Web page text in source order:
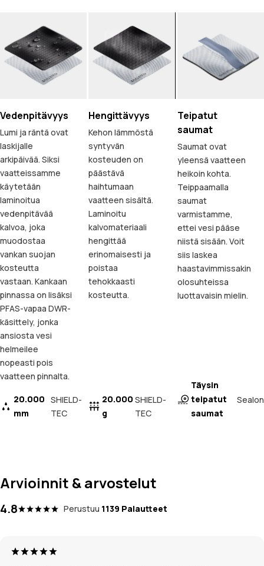
Vedenpitävyys
Lumi ja räntä ovat
laskijalle
arkipäivää. Siksi
vaatteissamme
käytetään
laminoitua
vedenpitävää
kalvoa, joka
muodostaa
vankan suojan
kosteutta
vastaan. Kankaan
pinnassa on lisäksi
PFAS-vapaa DWR-
käsittely, jonka
ansiosta vesi
helmeilee
nopeasti pois
vaatteen pinnalta.
20.000
mm
SHIELD-
TEC
Hengittävyys
Kehon lämmöstä
syntyvän
kosteuden on
päästävä
haihtumaan
vaatteen sisältä.
Laminoitu
kalvomateriaali
hengittää
erinomaisesti ja
poistaa
tehokkaasti
kosteutta.
20.000
g
SHIELD-
TEC
Teipatut
saumat
Saumat ovat
yleensä vaatteen
heikoin kohta.
Teippaamalla
saumat
varmistamme,
ettei vesi pääse
niistä sisään. Voit
siis laskea
haastavimmissakin
olosuhteissa
luottavaisin mielin.
Täysin
teipatut
saumat
Sealon
Arvioinnit & arvostelut
4.8 Perustuu 1139 Palautteet